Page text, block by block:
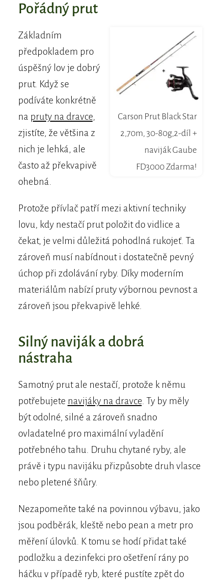
Pořádný prut
Carson Prut Black Star
2,70m, 30-80g,2-díl +
naviják Gaube
FD3000 Zdarma!
Základním
předpokladem pro
úspěšný lov je dobrý
prut. Když se
podíváte konkrétně
na pruty na dravce,
zjistíte, že většina z
nich je lehká, ale
často až překvapivě
ohebná.
Protože přívlač patří mezi aktivní techniky
lovu, kdy nestačí prut položit do vidlice a
čekat, je velmi důležitá pohodlná rukojeť. Ta
zároveň musí nabídnout i dostatečně pevný
úchop při zdolávání ryby. Díky moderním
materiálům nabízí pruty výbornou pevnost a
zároveň jsou překvapivě lehké.
Silný naviják a dobrá
nástraha
Samotný prut ale nestačí, protože k němu
potřebujete navijáky na dravce. Ty by měly
být odolné, silné a zároveň snadno
ovladatelné pro maximální vyladění
potřebného tahu. Druhu chytané ryby, ale
právě i typu navijáku přizpůsobte druh vlasce
nebo pletené šňůry.
Nezapomeňte také na povinnou výbavu, jako
jsou podběrák, kleště nebo pean a metr pro
měření úlovků. K tomu se hodí přidat také
podložku a dezinfekci pro ošetření rány po
háčku v případě ryb, které pustíte zpět do